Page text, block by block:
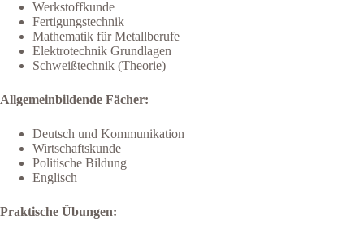
Werkstoffkunde
Fertigungstechnik
Mathematik für Metallberufe
Elektrotechnik Grundlagen
Schweißtechnik (Theorie)
Allgemeinbildende Fächer:
Deutsch und Kommunikation
Wirtschaftskunde
Politische Bildung
Englisch
Praktische Übungen: